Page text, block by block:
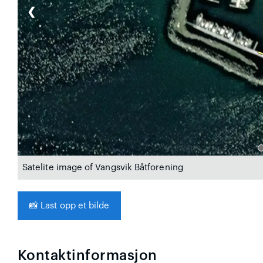
❮
Satelite image of Vangsvik Båtforening
📸 Last opp et bilde
Kontaktinformasjon